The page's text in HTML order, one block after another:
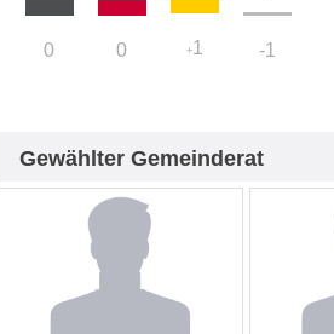
0 0 +1 -1
Gewählter Gemeinderat